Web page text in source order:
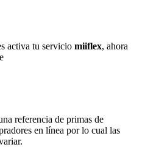
activa tu servicio miiflex, ahora
referencia de primas de
en línea por lo cual las